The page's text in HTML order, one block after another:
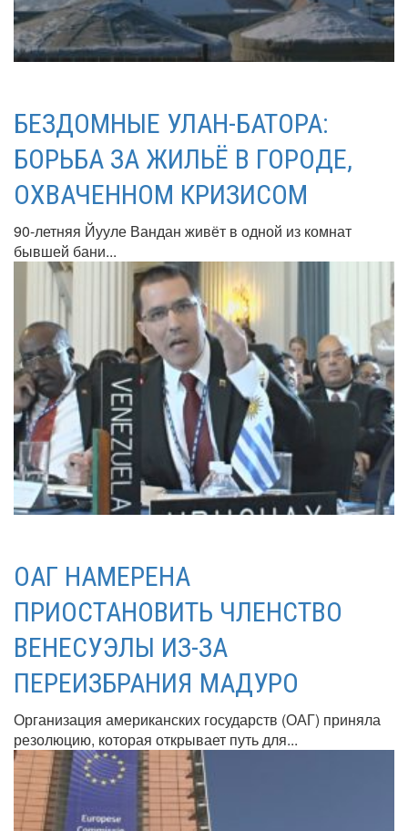
БЕЗДОМНЫЕ УЛАН-БАТОРА:
БОРЬБА ЗА ЖИЛЬЁ В ГОРОДЕ,
ОХВАЧЕННОМ КРИЗИСОМ
90-летняя Йууле Вандан живёт в одной из комнат
бывшей бани...
ОАГ НАМЕРЕНА
ПРИОСТАНОВИТЬ ЧЛЕНСТВО
ВЕНЕСУЭЛЫ ИЗ-ЗА
ПЕРЕИЗБРАНИЯ МАДУРО
Организация американских государств (ОАГ) приняла
резолюцию, которая открывает путь для...